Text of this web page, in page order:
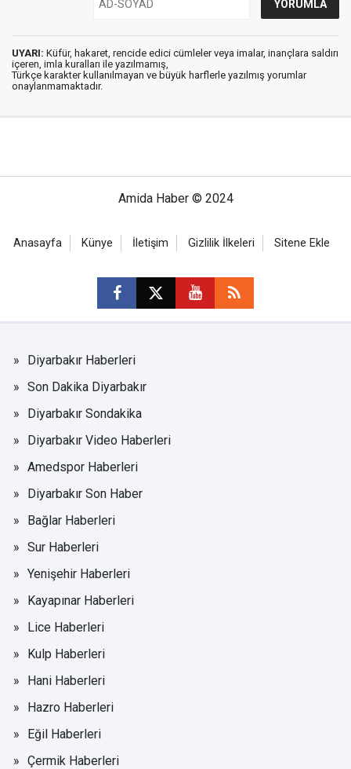
UYARI: Küfür, hakaret, rencide edici cümleler veya imalar, inançlara saldırı
içeren, imla kuralları ile yazılmamış,
Türkçe karakter kullanılmayan ve büyük harflerle yazılmış yorumlar
onaylanmamaktadır.
Amida Haber © 2024
Anasayfa Künye İletişim Gizlilik İlkeleri Sitene Ekle
Diyarbakır Haberleri
Son Dakika Diyarbakır
Diyarbakır Sondakika
Diyarbakır Video Haberleri
Amedspor Haberleri
Diyarbakır Son Haber
Bağlar Haberleri
Sur Haberleri
Yenişehir Haberleri
Kayapınar Haberleri
Lice Haberleri
Kulp Haberleri
Hani Haberleri
Hazro Haberleri
Eğil Haberleri
Çermik Haberleri